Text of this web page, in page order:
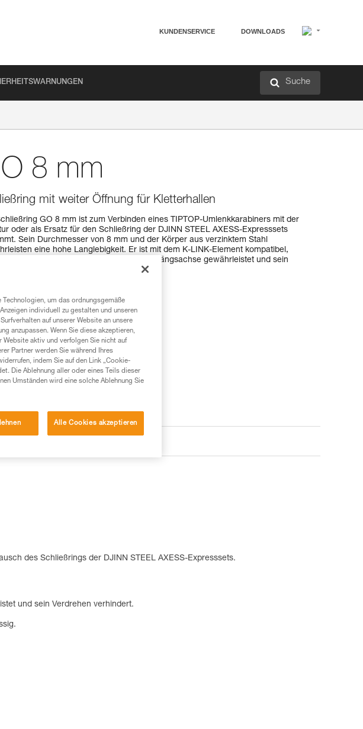
KUNDENSERVICE DOWNLOADS
Suche
8 mm
mit weiter Öffnung für Kletterhallen
GO 8 mm ist zum Verbinden eines TIPTOP-Umlenkkarabiners mit der
oder als Ersatz für den Schließring der DJINN STEEL AXESS-Expresssets
Sein Durchmesser von 8 mm und der Körper aus verzinktem Stahl
eine hohe Langlebigkeit. Er ist mit dem K-LINK-Element kompatibel,
die Belastung des Schließrings in der Längsachse gewährleistet und sein
Händler finden
des Schließrings der DJINN STEEL AXESS-Expresssets.
und sein Verdrehen verhindert.
um das ordnungsgemäße
individuell zu gestalten und unseren
auf unserer Website an unsere
anzupassen. Wenn Sie diese akzeptieren,
Website aktiv und verfolgen Sie nicht auf
Partner werden Sie während Ihres
indem Sie auf den Link „Cookie-
Die Ablehnung aller oder eines Teils dieser
Umständen wird eine solche Ablehnung Sie
Alle Cookies akzeptieren